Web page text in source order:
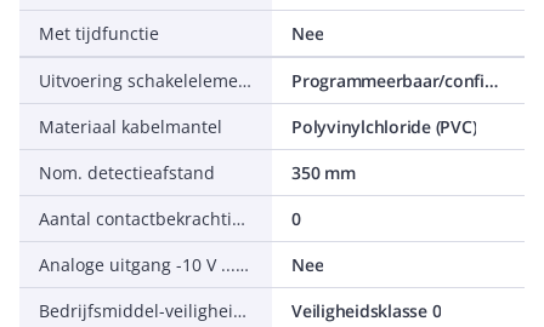
Met tijdfunctie
Nee
Uitvoering schakelelement
Programmeerbaar/configureerbaar
Materiaal kabelmantel
Polyvinylchloride (PVC)
Nom. detectieafstand
350 mm
Aantal contactbekrachtigde uitgangen met meldfunctie
0
Analoge uitgang -10 V ... +10 V
Nee
Bedrijfsmiddel-veiligheidsklasse
Veiligheidsklasse 0